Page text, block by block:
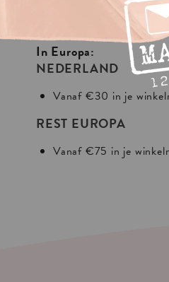
In Europa:
NEDERLAND
Vanaf €30 in je
REST EUROPA
Vanaf €75 in je